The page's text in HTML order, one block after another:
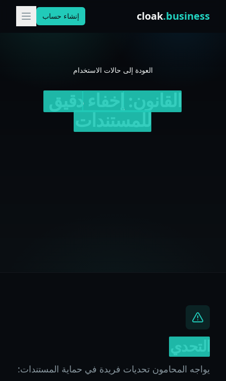
cloak.business إنشاء حساب
العودة إلى حالات الاستخدام
دقيق
يواجه المحامون تحديات فريدة في حماية المستندات: